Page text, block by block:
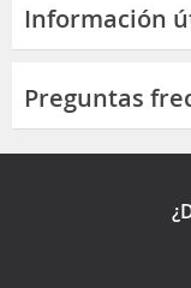
Información
Preguntas